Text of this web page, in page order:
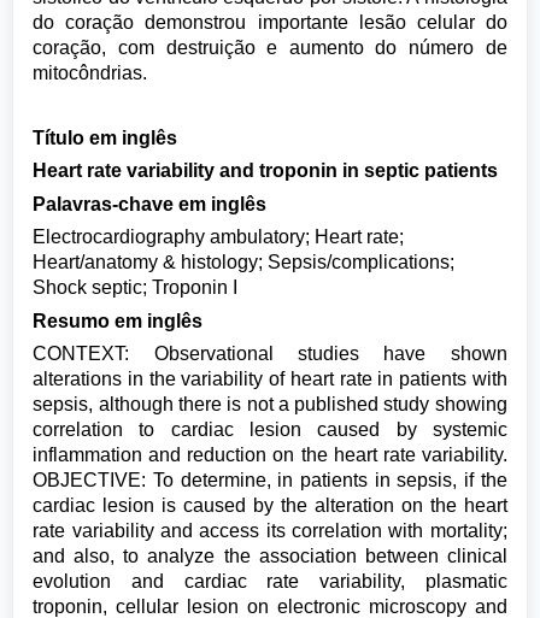
do coração demonstrou importante lesão celular do
coração, com destruição e aumento do número de
mitocôndrias.
Título em inglês
Heart rate variability and troponin in septic patients
Palavras-chave em inglês
Electrocardiography ambulatory; Heart rate;
Heart/anatomy & histology; Sepsis/complications;
Shock septic; Troponin I
Resumo em inglês
CONTEXT: Observational studies have shown
alterations in the variability of heart rate in patients with
sepsis, although there is not a published study showing
correlation to cardiac lesion caused by systemic
inflammation and reduction on the heart rate variability.
OBJECTIVE: To determine, in patients in sepsis, if the
cardiac lesion is caused by the alteration on the heart
rate variability and access its correlation with mortality;
and also, to analyze the association between clinical
evolution and cardiac rate variability, plasmatic
troponin, cellular lesion on electronic microscopy and